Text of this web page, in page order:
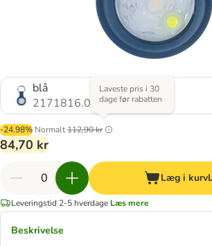
blå
2171816.0
-24.98% Normalt112,90 kr
Laveste pris i 30
dage før rabatten
84,70 kr
Læg i kurv
Leveringstid 2-5 hverdage Læs mere
Beskrivelse